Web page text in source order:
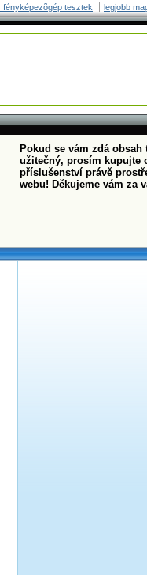
fényképezõgép tesztek legjobb
Pokud se vám zdá obsah
užitečný, prosím kupujte
příslušenství právě
webu! Děkujeme vám za